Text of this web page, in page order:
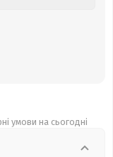
умови на сьогодні